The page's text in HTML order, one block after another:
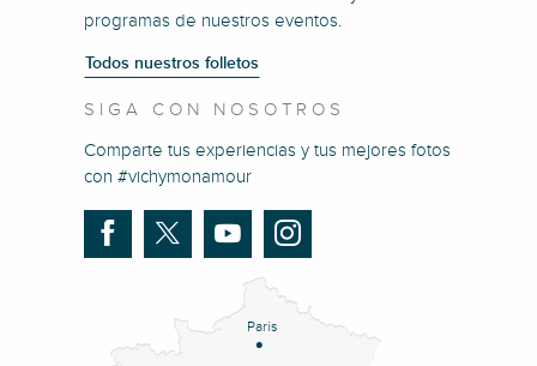
programas de nuestros eventos.
Todos nuestros folletos
SIGA CON NOSOTROS
Comparte tus experiencias y tus mejores fotos
con #vichymonamour
Paris